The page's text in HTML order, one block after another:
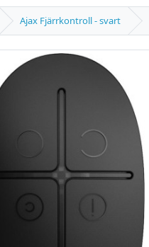
Ajax Fjärrkontroll - svart